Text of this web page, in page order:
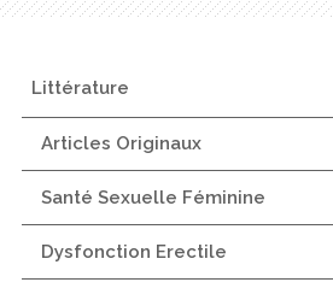
Littérature
Articles Originaux
Santé Sexuelle Féminine
Dysfonction Erectile